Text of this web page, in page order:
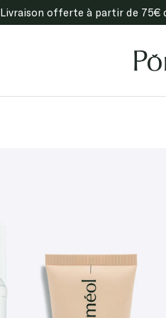
Livraison offerte à partir de 75€
Poméol